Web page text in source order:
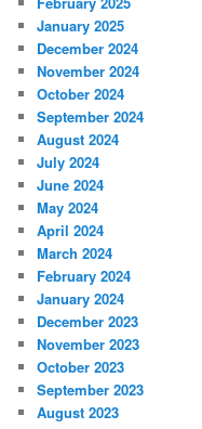
January 2025
December 2024
November 2024
October 2024
September 2024
August 2024
July 2024
June 2024
May 2024
April 2024
March 2024
February 2024
January 2024
December 2023
November 2023
October 2023
September 2023
August 2023